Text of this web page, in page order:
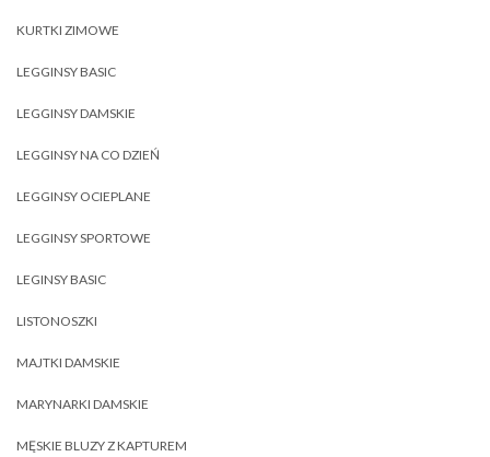
KURTKI ZIMOWE
LEGGINSY BASIC
LEGGINSY DAMSKIE
LEGGINSY NA CO DZIEŃ
LEGGINSY OCIEPLANE
LEGGINSY SPORTOWE
LEGINSY BASIC
LISTONOSZKI
MAJTKI DAMSKIE
MARYNARKI DAMSKIE
MĘSKIE BLUZY Z KAPTUREM